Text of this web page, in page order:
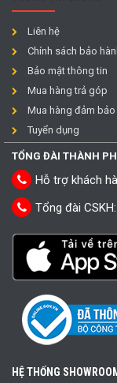
Liên hệ
Chính sách bảo
Bảo mật thông tin
Mua hàng trả góp
Mua hàng đảm bảo
Tuyển dụng
TỔNG ĐÀI THÀNH
Hỗ trợ khách
Tổng đài CSKH:
HỆ THỐNG